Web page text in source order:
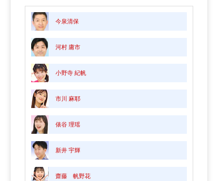
今泉清保
河村 庸市
小野寺 紀帆
市川 麻耶
俵谷 理瑶
新井 宇輝
齋藤 帆野花